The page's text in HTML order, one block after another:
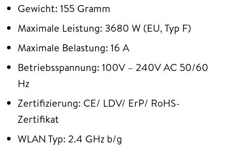
Gewicht: 155 Gramm
Maximale Leistung: 3680 W (EU, Typ F)
Maximale Belastung: 16 A
Betriebsspannung: 100V – 240V AC 50/60
Hz
Zertifizierung: CE/ LDV/ ErP/ RoHS-
Zertifikat
WLAN Typ: 2.4 GHz b/g